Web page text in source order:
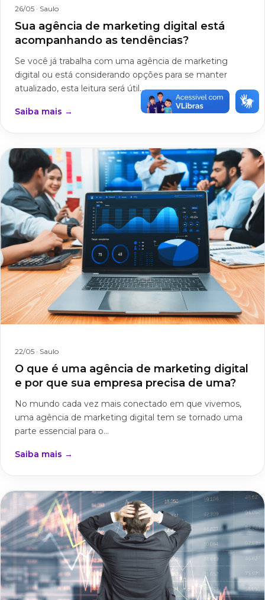
26/05 · Saulo
Sua agência de marketing digital está
acompanhando as tendências?
Se você já trabalha com uma agência de marketing
digital ou está considerando opções para se manter
atualizado, esta leitura será útil...
Saiba mais →
22/05 · Saulo
O que é uma agência de marketing digital
e por que sua empresa precisa de uma?
No mundo cada vez mais conectado em que vivemos,
uma agência de marketing digital tem se tornado uma
parte essencial para o...
Saiba mais →